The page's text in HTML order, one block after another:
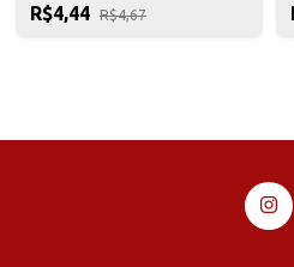
R$4,44 R$4,67